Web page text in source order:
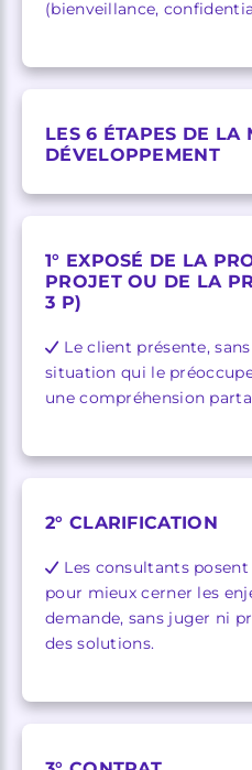
(bienveillance,
LES 6 ÉTAPES DE LA
DÉVELOPPEMENT
1° EXPOSÉ DE LA
PROJET OU DE LA
3 P)
Le client présente,
situation qui le
une compréhension
2° CLARIFICATION
Les consultants
pour mieux cerner les
demande, sans juger ni
des solutions.